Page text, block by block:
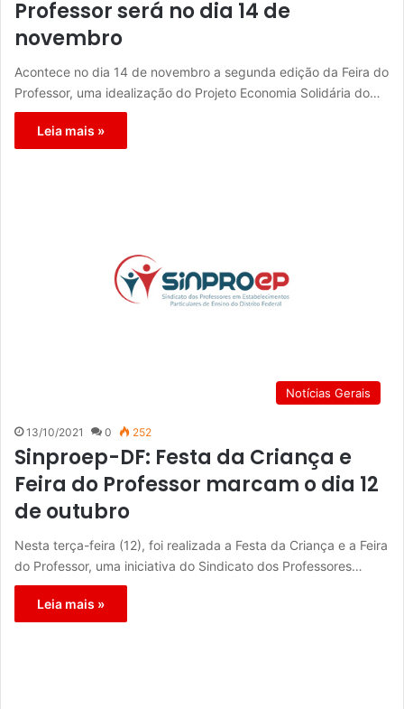
Professor será no dia 14 de
novembro
Acontece no dia 14 de novembro a segunda edição da Feira do
Professor, uma idealização do Projeto Economia Solidária do…
Leia mais »
Notícias Gerais
13/10/2021 0 252
Sinproep-DF: Festa da Criança e
Feira do Professor marcam o dia 12
de outubro
Nesta terça-feira (12), foi realizada a Festa da Criança e a Feira
do Professor, uma iniciativa do Sindicato dos Professores…
Leia mais »